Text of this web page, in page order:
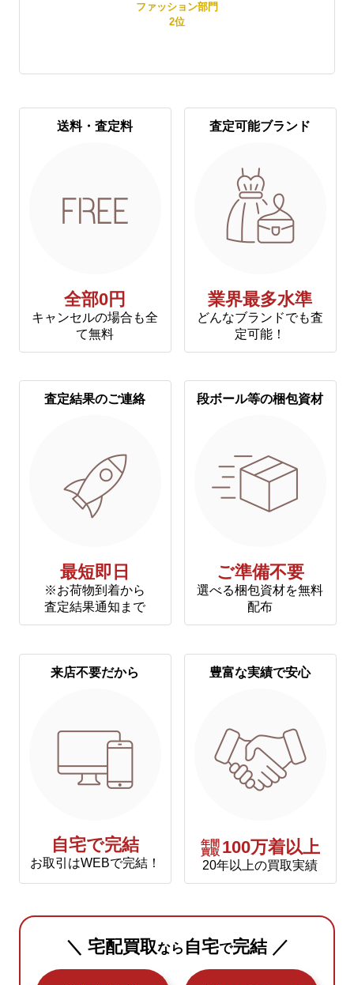
ファッション部門
2位
送料・査定料
全部0円
キャンセルの場合も全
て無料
査定可能ブランド
業界最多水準
どんなブランドでも査
定可能！
査定結果のご連絡
最短即日
※お荷物到着から
査定結果通知まで
段ボール等の梱包資材
ご準備不要
選べる梱包資材を無料
配布
来店不要だから
自宅で完結
お取引はWEBで完結！
豊富な実績で安心
年間
買取 100万着以上
20年以上の買取実績
＼ 宅配買取なら 自宅で完結 ／